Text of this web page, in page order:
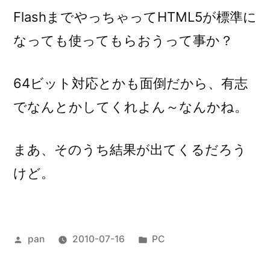
FlashまでやっちゃってHTML5が標準に
なっても使ってもらおうって事か？
64ビット対応とかも面倒だから、有志
でなんとかしてくれよん～なんかね。
まあ、そのうち結果が出てくるだろう
けど。
投
pan 2010-07-16
カ
PC